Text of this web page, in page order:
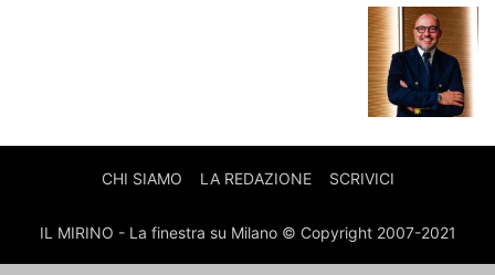
CHI SIAMO LA REDAZIONE SCRIVICI
IL MIRINO - La finestra su Milano © Copyright 2007-2021